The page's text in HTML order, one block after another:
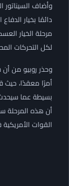
وأضاف السيناتور
دائمًا بخيار
مرحلة الخيار
لكل التحركات
وحذر روبيو من أن
أمرًا معقدًا،
بسيطة عما سيحدث
أن هذه المرحلة
القوات